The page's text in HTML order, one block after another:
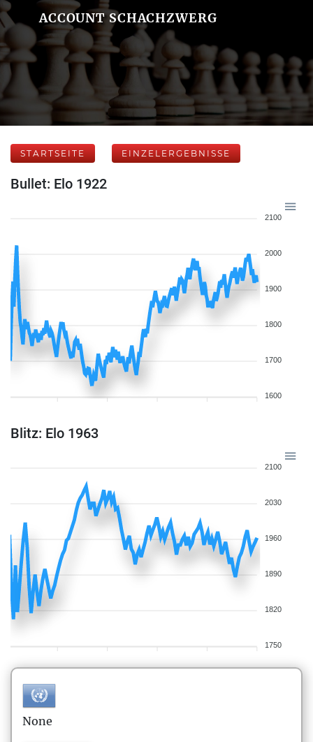
ACCOUNT SCHACHZWERG
STARTSEITE EINZELERGEBNISSE
Bullet: Elo 1922
2100
2000
1900
1800
1700
1600
Blitz: Elo 1963
2100
2030
1960
1890
1820
1750
None